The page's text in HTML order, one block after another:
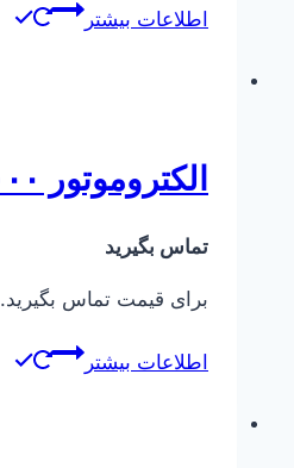
اطلاعات بیشتر
الکتروموتور ۳۰۰۰ دور ABB
تماس بگیرید
برای قیمت تماس بگیرید.
اطلاعات بیشتر